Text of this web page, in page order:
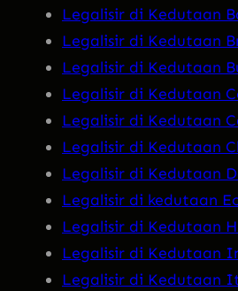
Legalisir di Kedutaan
Legalisir di Kedutaan
Legalisir di Kedutaan
Legalisir di Kedutaan
Legalisir di Kedutaan
Legalisir di Kedutaan
Legalisir di Kedutaan
Legalisir di kedutaan
Legalisir di Kedutaan
Legalisir di Kedutaan
Legalisir di Kedutaan